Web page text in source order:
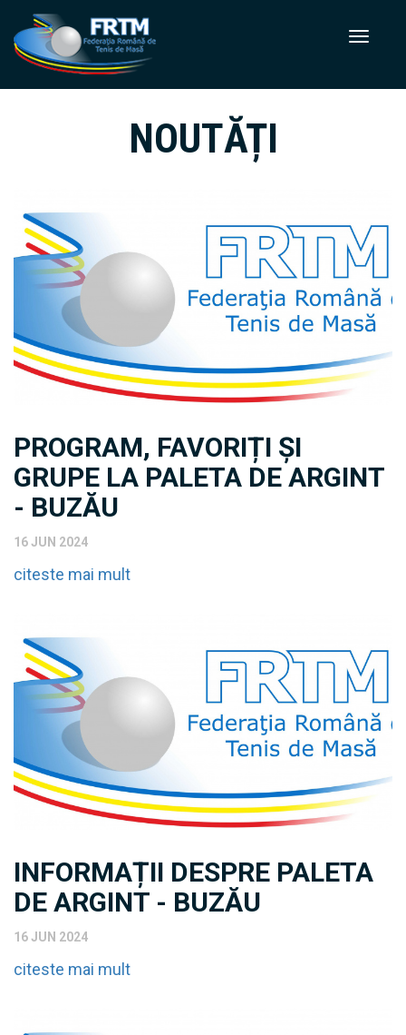
NOUTĂȚI
PROGRAM, FAVORIȚI ȘI
GRUPE LA PALETA DE ARGINT
- BUZĂU
16 JUN 2024
citeste mai mult
INFORMAȚII DESPRE PALETA
DE ARGINT - BUZĂU
16 JUN 2024
citeste mai mult